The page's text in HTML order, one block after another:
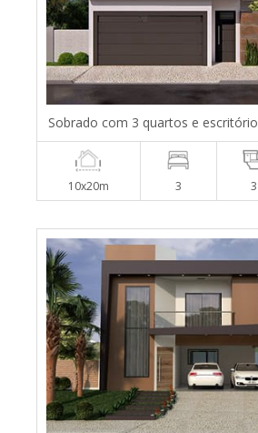
Sobrado com 3 quartos e escritório
10x20m 3 3